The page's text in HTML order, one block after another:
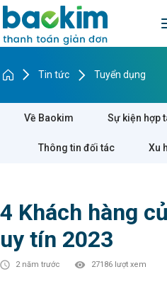
Tin tức Tuyển dụng
Về Baokim Sự kiện hợp
Thông tin đối tác Xu
4 Khách hàng
uy tín 2023
2 năm trước 27186 lượt xem